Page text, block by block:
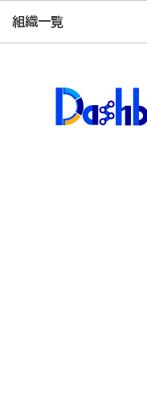
組織一覧
更 乳幼児・小中高
年度から令和元年
更 乳幼児・小中高
年度から令和元年
セス可能です